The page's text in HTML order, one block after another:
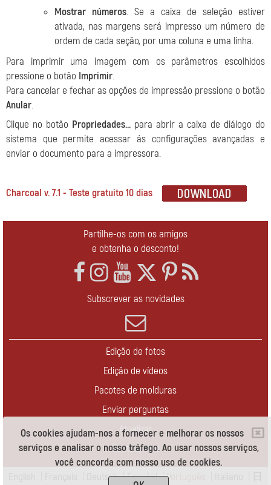
Os cookies ajudam-nos a fornecer e melhorar os nossos
serviços e analisar o nosso tráfego. Ao usar nossos serviços,
você concorda com nosso uso de cookies.
Mostrar números. Se a caixa de seleção estiver
ativada, nas margens será impresso um número de
ordem de cada seção, por uma coluna e uma linha.
Para imprimir uma imagem com os parâmetros escolhidos
pressione o botão Imprimir.
Para cancelar e fechar as opções de impressão pressione o botão
Anular.
Clique no botão Propriedades... para abrir a caixa de diálogo do
sistema que permite acessar ás configurações avançadas e
enviar o documento para a impressora.
Charcoal v. 7.1 - Teste gratuito 10 dias
Partilhe-os com os amigos
e obtenha o desconto!
Subscrever as novidades
Edição de fotos
Edição de vídeos
Pacotes de molduras
Enviar perguntas
Atualizar
Contate-nos
Deutsch|Español|Português